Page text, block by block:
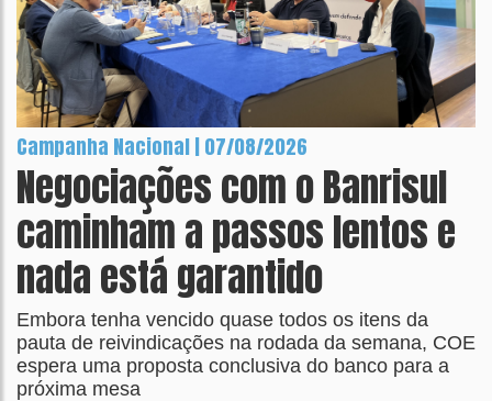
Campanha Nacional | 07/08/2026
Negociações com o Banrisul
caminham a passos lentos e
nada está garantido
Embora tenha vencido quase todos os itens da
pauta de reivindicações na rodada da semana, COE
espera uma proposta conclusiva do banco para a
próxima mesa